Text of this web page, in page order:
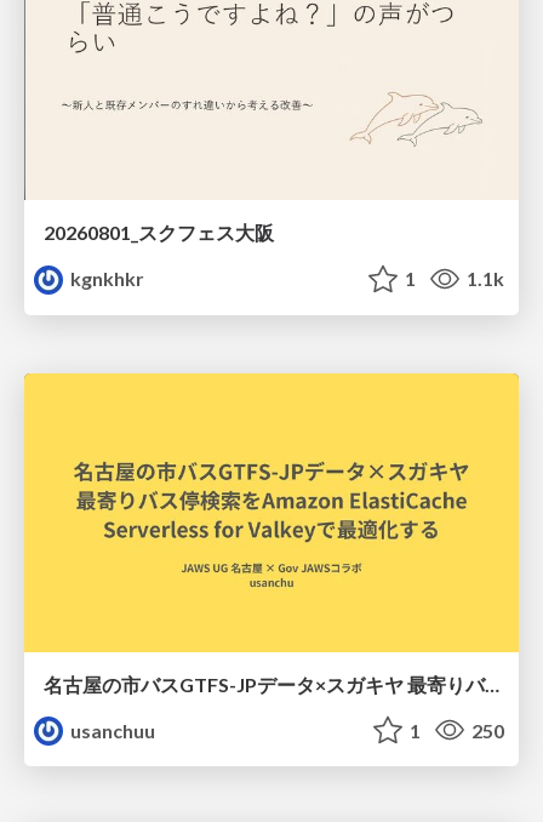
20260801_スクフェス大阪
kgnkhkr
1 1.1k
名古屋の市バスGTFS-JPデータ×スガキヤ 最寄りバス停検索をAmazon ElastiCache Serverless for Valkeyで最適化する
usanchuu
1 250